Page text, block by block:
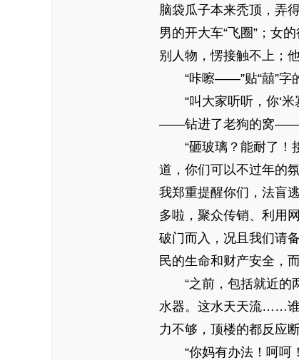
脑袋瓜子本来秃顶，弄
男的开大车“飞圈”；女
别人物，愣接触不上；
“咔嚓——”贴“囍”字
“叫大家听听，你‘
——钻进了老狗的窝——学
“砸玻璃？能耐了！
道，你们可以不过年的
我郑重提醒你们，法盲
多啦，聚众传销、利用
破门而入，况且我们请
民的生命和财产安全，
“之前，包括就近
水器。这水天天流……谁
力不够，顶楼的都反应
“你妈有办法！呵